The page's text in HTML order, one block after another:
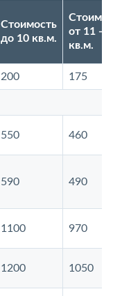
Стоимость
до 10 кв.м.
от 11 -
кв.м.
200 175
550 460
590 490
1100 970
1200 1050